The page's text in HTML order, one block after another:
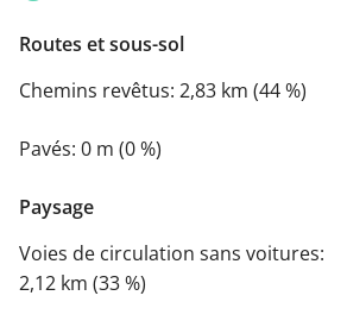
Routes et sous-sol
Chemins revêtus: 2,83 km (44 %)
Pavés: 0 m (0 %)
Paysage
Voies de circulation sans voitures:
2,12 km (33 %)